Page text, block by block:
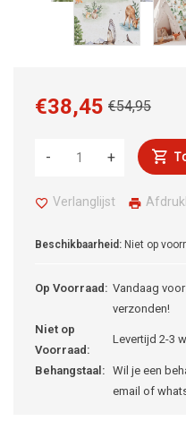
€54,95
€38,45
+
-
Verlanglijst
Beschikbaarheid: Niet op
Op Voorraad: Vandaag
verzonden!
Niet op
Voorraad:
Levertijd 2-3
Behangstaal: Wil je een
email of